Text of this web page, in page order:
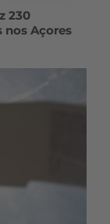
230
nos Açores